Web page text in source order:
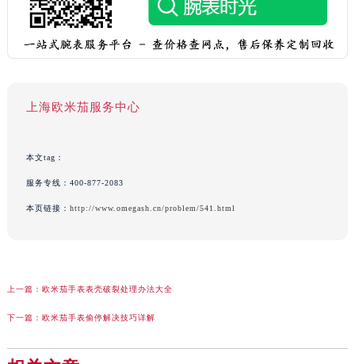
上海欧米茄服务中心
本文tag：
服务专线： 400-877-2083
本页链接： http://www.omegash.cn/problem/541.html
上一篇： 欧米茄手表表壳破裂处理办法大全
下一篇： 欧米茄手表偷停解决技巧详解